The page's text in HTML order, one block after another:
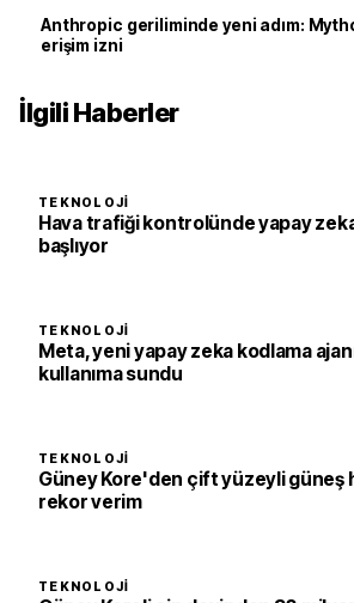
Anthropic geriliminde yeni adım:
erişim izni
İlgili Haberler
TEKNOLOJI
Hava trafiği kontrolünde yapay
başlıyor
TEKNOLOJI
Meta, yeni yapay zeka kodlama
kullanıma sundu
TEKNOLOJI
Güney Kore'den çift yüzeyli güneş
rekor verim
TEKNOLOJI